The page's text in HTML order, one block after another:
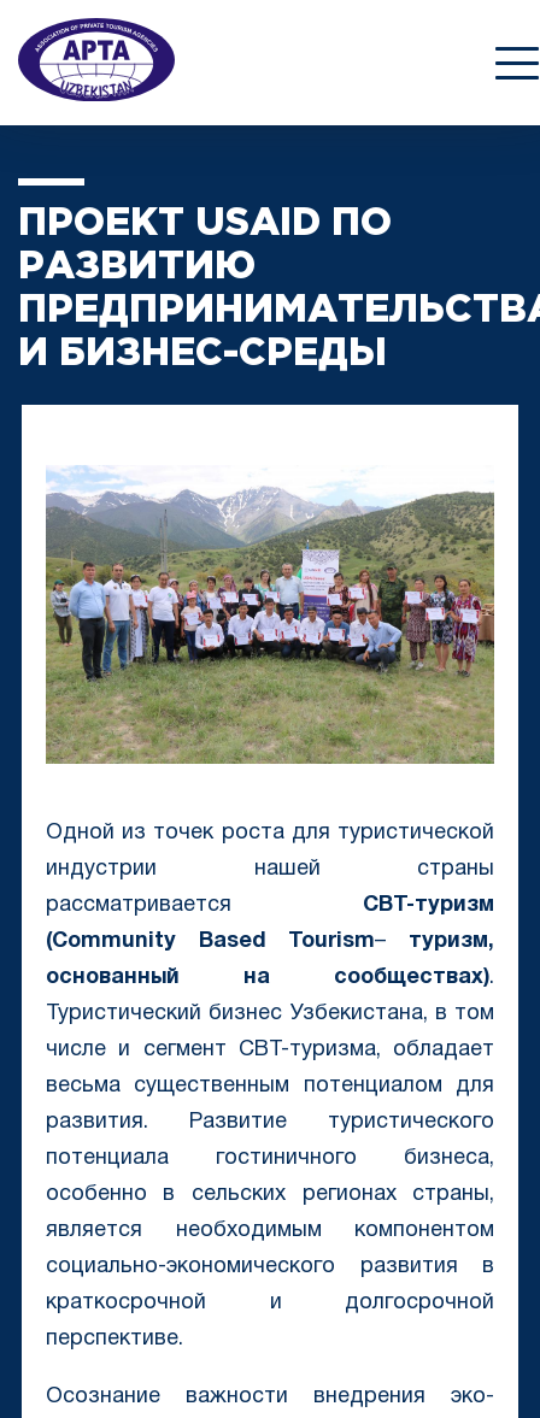
ПРОЕКТ USAID ПО
РАЗВИТИЮ
И БИЗНЕС-СРЕДЫ
Одной из точек роста для туристической
индустрии нашей страны
рассматривается CBT-туризм
(Community Based Tourism– туризм,
основанный на сообществах).
Туристический бизнес Узбекистана, в том
числе и сегмент CBT-туризма, обладает
весьма существенным потенциалом для
развития. Развитие туристического
потенциала гостиничного бизнеса,
особенно в сельских регионах страны,
является необходимым компонентом
социально-экономического развития в
краткосрочной и долгосрочной
перспективе.
Осознание важности внедрения эко-